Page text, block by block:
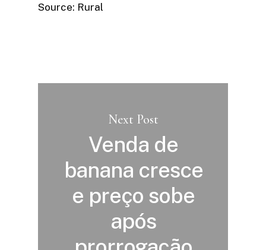
Source: Rural
Next Post
Venda de
banana cresce
e preço sobe
após